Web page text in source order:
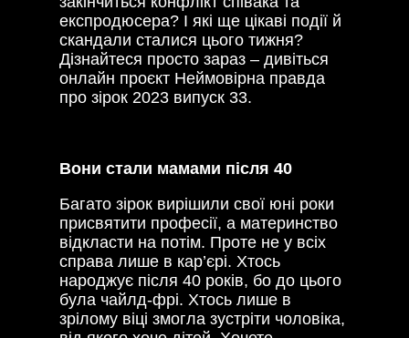
експродюсера? І які ще цікаві події й
скандали сталися цього тижня?
Дізнайтеся просто зараз – дивіться
онлайн проєкт Неймовірна правда
про зірок 2023 випуск 33.
Вони стали мамами після 40
Багато зірок вирішили свої юні роки
присвятити професії, а материнство
відкласти на потім. Проте не у всіх
справа лише в кар’єрі. Хтось
народжує після 40 років, бо до цього
була чайлд-фрі. Хтось лише в
зрілому віці змогла зустріти чоловіка,